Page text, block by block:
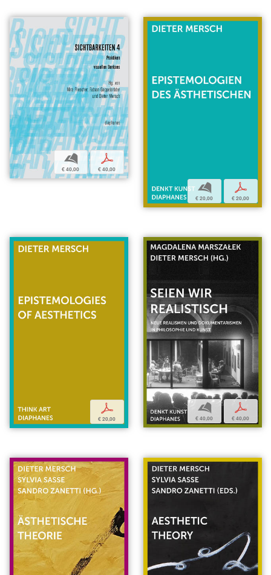
b
€ 40,00
p
€ 40,00
b
€ 20,00
p
€ 20,00
p
€ 20,00
b
€ 40,00
p
€ 40,00